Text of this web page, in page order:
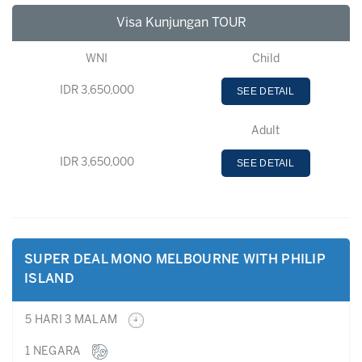
Visa Kunjungan TOUR
WNI Child
IDR 3,650,000 SEE DETAIL
Adult
IDR 3,650,000 SEE DETAIL
SUPER DEAL MONO MELBOURNE WITH PHILIP
ISLAND
5 HARI 3 MALAM
1 NEGARA